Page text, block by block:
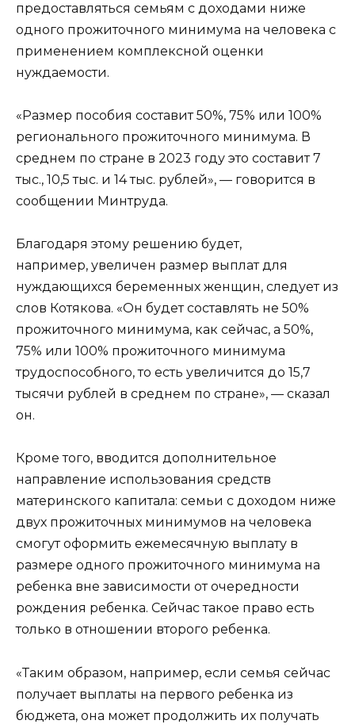
предоставляться семьям с доходами ниже
одного прожиточного минимума на человека с
применением комплексной оценки
нуждаемости.
«Размер пособия составит 50%, 75% или 100%
регионального прожиточного минимума. В
среднем по стране в 2023 году это составит 7
тыс., 10,5 тыс. и 14 тыс. рублей», — говорится в
сообщении Минтруда.
Благодаря этому решению будет,
например, увеличен размер выплат для
нуждающихся беременных женщин, следует из
слов Котякова. «Он будет составлять не 50%
прожиточного минимума, как сейчас, а 50%,
75% или 100% прожиточного минимума
трудоспособного, то есть увеличится до 15,7
тысячи рублей в среднем по стране», — сказал
он.
Кроме того, вводится дополнительное
направление использования средств
материнского капитала: семьи с доходом ниже
двух прожиточных минимумов на человека
смогут оформить ежемесячную выплату в
размере одного прожиточного минимума на
ребенка вне зависимости от очередности
рождения ребенка. Сейчас такое право есть
только в отношении второго ребенка.
«Таким образом, например, если семья сейчас
получает выплаты на первого ребенка из
бюджета, она может продолжить их получать